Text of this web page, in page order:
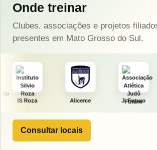
Onde treinar
Clubes, associações e projetos
presentes em Mato Grosso do Sul.
Alicerce J. Futuro AAJNG
Consultar locais